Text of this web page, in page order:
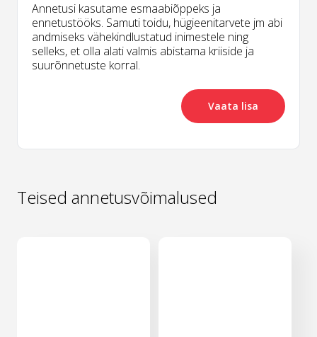
Annetusi kasutame esmaabiõppeks ja
ennetustööks. Samuti toidu, hügieenitarvete jm abi
andmiseks vähekindlustatud inimestele ning
selleks, et olla alati valmis abistama kriiside ja
suurõnnetuste korral.
Vaata lisa
Teised annetusvõimalused